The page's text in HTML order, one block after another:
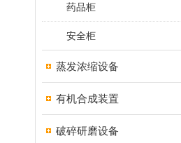
药品柜
安全柜
蒸发浓缩设备
有机合成装置
破碎研磨设备